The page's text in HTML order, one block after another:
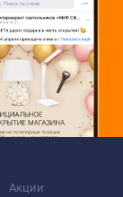
Акции